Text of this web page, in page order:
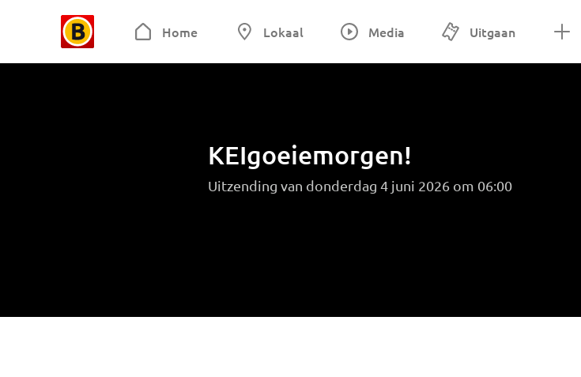
Home Lokaal Media Uitgaan
KEIgoeiemorgen!
Uitzending van donderdag 4 juni 2026 om 06:00